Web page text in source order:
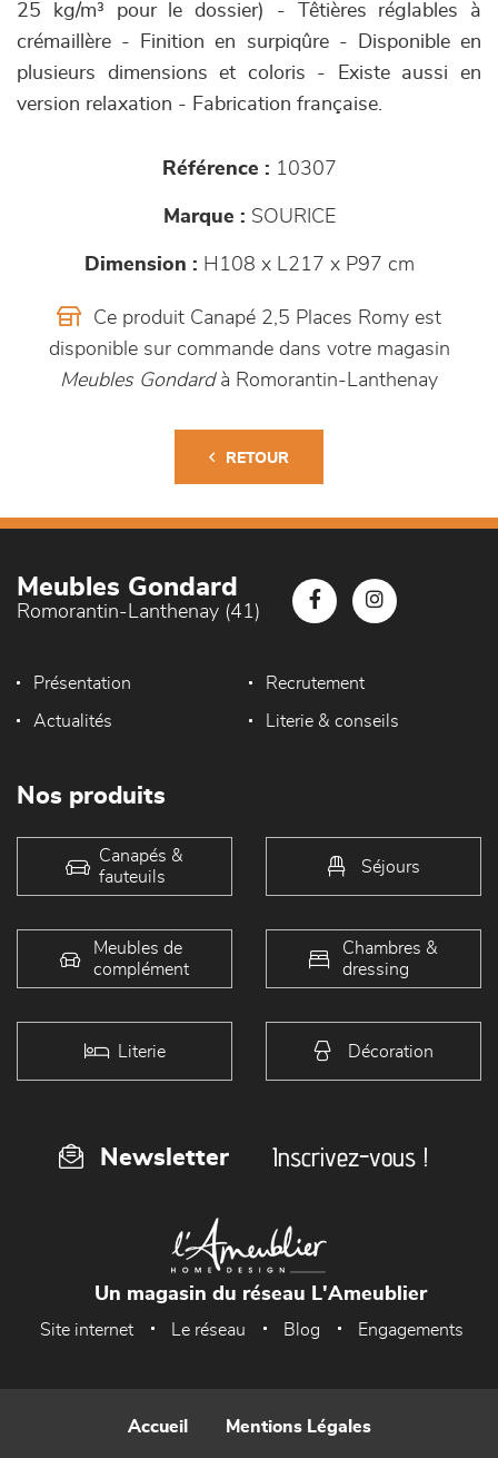
25 kg/m³ pour le dossier) - Têtières réglables à
crémaillère - Finition en surpiqûre - Disponible en
plusieurs dimensions et coloris - Existe aussi en
version relaxation - Fabrication française.
Référence : 10307
Marque : SOURICE
Dimension : H108 x L217 x P97 cm
Ce produit Canapé 2,5 Places Romy est
disponible sur commande dans votre magasin
Meubles Gondardà Romorantin-Lanthenay
RETOUR
Meubles Gondard
Romorantin-Lanthenay (41)
Présentation Recrutement
Actualités Literie & conseils
Nos produits
Canapés &
fauteuils
Séjours
Meubles de
complément
Chambres &
dressing
Literie Décoration
Newsletter Inscrivez-vous !
Un magasin du réseau L'Ameublier
Site internet Le réseau Blog Engagements
Accueil Mentions Légales